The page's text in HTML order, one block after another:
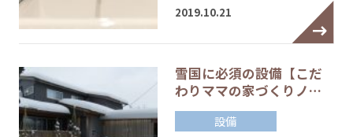
2019.10.21
雪国に必須の設備【こだ
わりママの家づくりノ…
設備